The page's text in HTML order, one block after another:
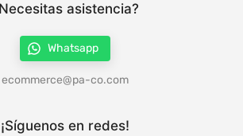
asistencia?
Whatsapp
ecommerce@pa-co.com
¡Síguenos en redes!